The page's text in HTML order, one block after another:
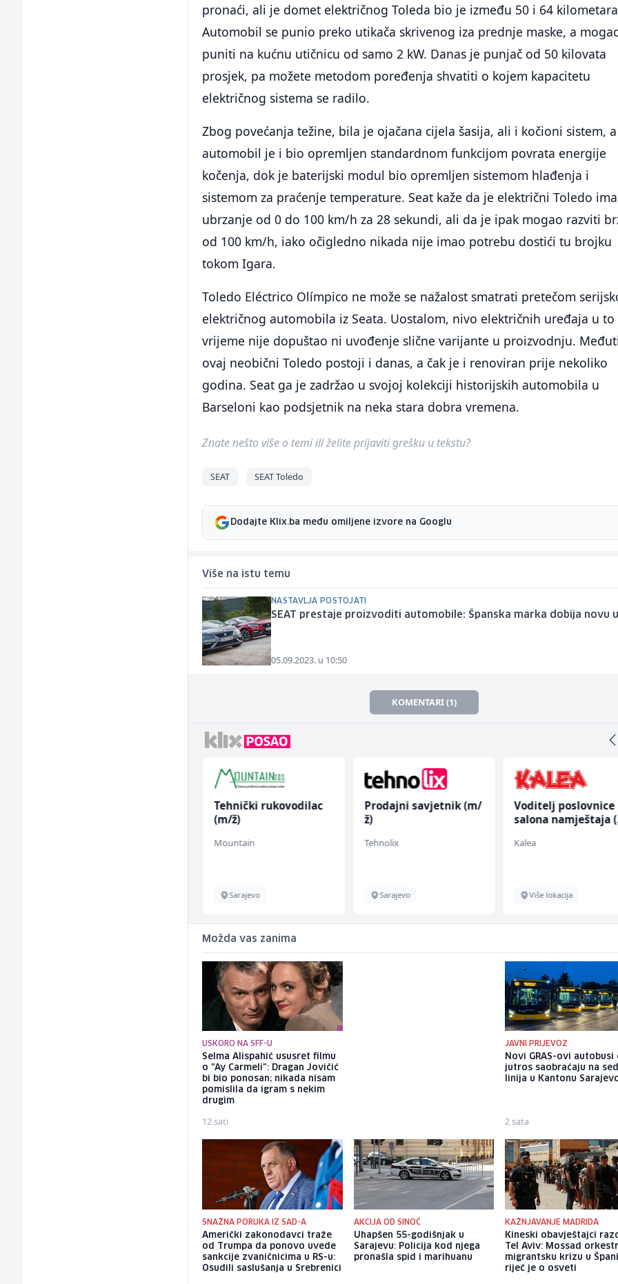
pronaći, ali je domet električnog Toleda bio je između 50 i 64
Automobil se punio preko utikača skrivenog iza prednje maske, a
puniti na kućnu utičnicu od samo 2 kW. Danas je punjač od 50 kilovata
prosjek, pa možete metodom poređenja shvatiti o kojem kapacitetu
električnog sistema se radilo.
Zbog povećanja težine, bila je ojačana cijela šasija, ali i kočioni sistem, a
automobil je i bio opremljen standardnom funkcijom povrata energije
kočenja, dok je baterijski modul bio opremljen sistemom hlađenja i
sistemom za praćenje temperature. Seat kaže da je električni Toledo
ubrzanje od 0 do 100 km/h za 28 sekundi, ali da je ipak mogao razviti
od 100 km/h, iako očigledno nikada nije imao potrebu dostići tu brojku
tokom Igara.
Toledo Eléctrico Olímpico ne može se nažalost smatrati pretečom
električnog automobila iz Seata. Uostalom, nivo električnih uređaja u to
vrijeme nije dopuštao ni uvođenje slične varijante u proizvodnju.
ovaj neobični Toledo postoji i danas, a čak je i renoviran prije nekoliko
godina. Seat ga je zadržao u svojoj kolekciji historijskih automobila u
Barseloni kao podsjetnik na neka stara dobra vremena.
Znate nešto više o temi ili želite prijaviti grešku u tekstu?
SEAT SEAT Toledo
Dodajte Klix.ba među omiljene izvore na Googlu
Više na istu temu
NASTAVLJA POSTOJATI
SEAT prestaje proizvoditi automobile: Španska marka dobija novu
05.09.2023. u 10:50
KOMENTARI (1)
Tehnički rukovodilac
(m/ž)
Mountain
Sarajevo
Prodajni savjetnik (m/
ž)
Tehnolix
Sarajevo
Voditelj poslovnice
salona namještaja
Kalea
Više lokacija
Možda vas zanima
USKORO NA SFF-U
Selma Alispahić ususret filmu
o "Ay Carmeli": Dragan Jovičić
bi bio ponosan; nikada nisam
pomislila da igram s nekim
drugim
12 sati
JAVNI PRIJEVOZ
Novi GRAS-ovi autobusi
jutros saobraćaju na
linija u Kantonu
2 sata
SNAŽNA PORUKA IZ SAD-A
Američki zakonodavci traže
od Trumpa da ponovo uvede
sankcije zvaničnicima u RS-u:
Osudili saslušanja u Srebrenici
AKCIJA OD SINOĆ
Uhapšen 55-godišnjak u
Sarajevu: Policija kod njega
pronašla spid i marihuanu
KAŽNJAVANJE MADRIDA
Kineski obavještajci
Tel Aviv: Mossad
migrantsku krizu u
riječ je o osveti